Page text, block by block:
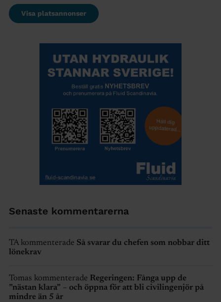
Visa platsannonser
Senaste kommentarerna
TA kommenterade Så svarar du chefen som nobbar ditt
lönekrav
Tomas kommenterade Regeringen: Fånga upp de
”nästan klara” – och öppna för att bli civilingenjör på
mindre än 5 år